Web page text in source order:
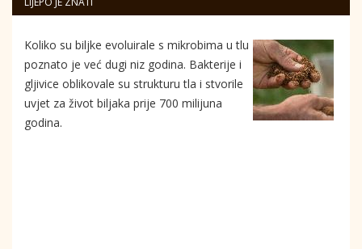
Koliko su biljke evoluirale s mikrobima u tlu
poznato je već dugi niz godina. Bakterije i
gljivice oblikovale su strukturu tla i stvorile
uvjet za život biljaka prije 700 milijuna
godina.